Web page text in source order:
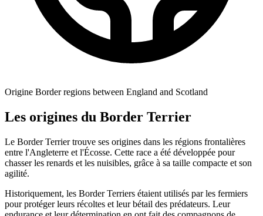
Origine Border regions between England and Scotland
Les origines du Border Terrier
Le Border Terrier trouve ses origines dans les régions frontalières
entre l'Angleterre et l'Écosse. Cette race a été développée pour
chasser les renards et les nuisibles, grâce à sa taille compacte et son
agilité.
Historiquement, les Border Terriers étaient utilisés par les fermiers
pour protéger leurs récoltes et leur bétail des prédateurs. Leur